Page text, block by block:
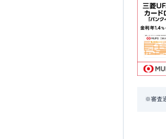
※審査